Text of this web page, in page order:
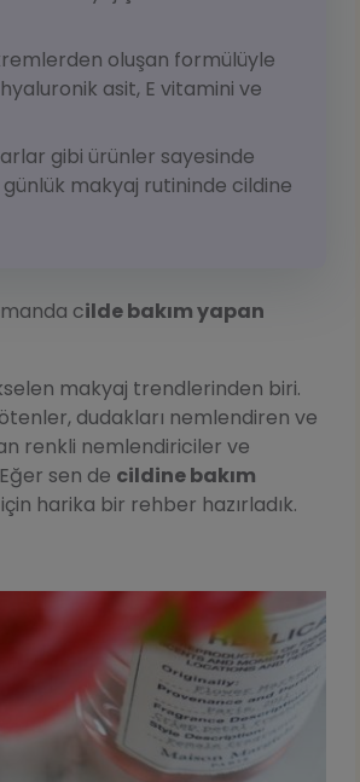
oluşan formülüyle
hyaluronik asit, E vitamini ve
gibi ürünler sayesinde
makyaj rutininde cildine
cilde bakım yapan
makyaj trendlerinden biri.
dudakları nemlendiren ve
renkli nemlendiriciler ve
sen de cildine bakım
harika bir rehber hazırladık.